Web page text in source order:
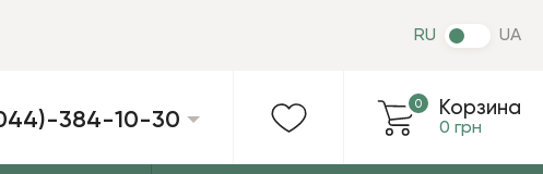
384-10-30
Корзина
0 грн
0
RU UA